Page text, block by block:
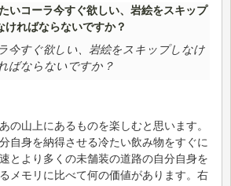
今すぐ欲しい、岩絵をスキップしなけ
ばならないですか？
の山上にあるものを楽しむと思います。
自身を納得させる冷たい飲み物をすぐに
とより多くの未舗装の道路の自分自身を
メモリに比べて何の価値があります。右